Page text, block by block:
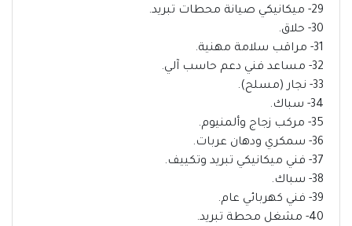
29- ميكانيكي صيانة محطات تبريد.
30- حلاق.
31- مراقب سلامة مهنية.
32- مساعد فني دعم حاسب آلي.
33- نجار (مسلح).
34- سباك.
35- مركب زجاج وألمنيوم.
36- سمكري ودهان عربات.
37- فني ميكانيكي تبريد وتكييف.
38- سباك.
39- فني كهربائي عام.
40- مشغل محطة تبريد.